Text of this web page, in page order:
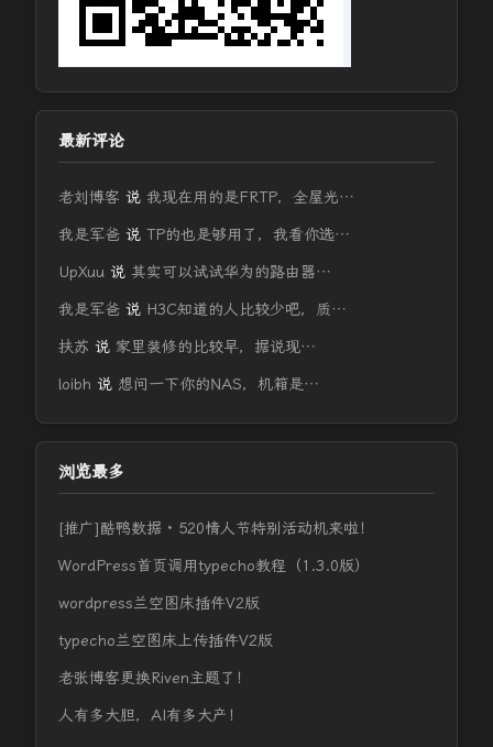
最新评论
老刘博客 说 我现在用的是FRTP，全屋光…
我是军爸 说 TP的也是够用了，我看你选…
UpXuu 说 其实可以试试华为的路由器…
我是军爸 说 H3C知道的人比较少吧，质…
扶苏 说 家里装修的比较早，据说现…
loibh 说 想问一下你的NAS，机箱是…
浏览最多
[推广]酷鸭数据 · 520情人节特别活动机来啦！
WordPress首页调用typecho教程（1.3.0版）
wordpress兰空图床插件V2版
typecho兰空图床上传插件V2版
老张博客更换Riven主题了！
人有多大胆，AI有多大产！